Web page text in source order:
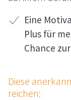
Eine
Plus für
Chance
Die­se
rei­chen: